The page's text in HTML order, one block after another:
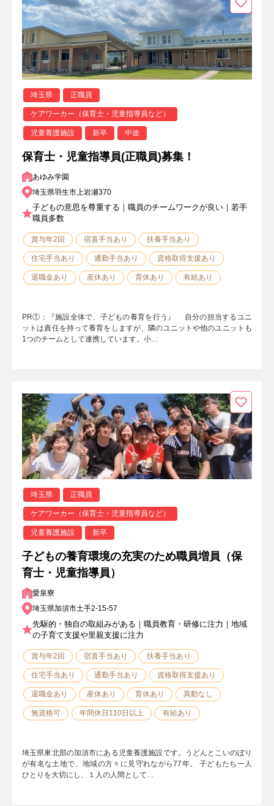
埼玉県 正職員
ケアワーカー（保育士・児童指導員など）
児童養護施設 新卒 中途
保育士・児童指導員(正職員)募集！
あゆみ学園
埼玉県羽生市上岩瀬370
子どもの意思を尊重する｜職員のチームワークが良い｜若手
職員多数
賞与年2回 宿直手当あり 扶養手当あり
住宅手当あり 通勤手当あり 資格取得支援あり
退職金あり 産休あり 育休あり 有給あり
PR①：『施設全体で、子どもの養育を行う』 自分の担当するユニ
ットは責任を持って養育をしますが、隣のユニットや他のユニットも
1つのチームとして連携しています。小…
埼玉県 正職員
ケアワーカー（保育士・児童指導員など）
児童養護施設 新卒
子どもの養育環境の充実のため職員増員（保
育士・児童指導員）
愛泉寮
埼玉県加須市土手2-15-57
先駆的・独自の取組みがある｜職員教育・研修に注力｜地域
の子育て支援や里親支援に注力
賞与年2回 宿直手当あり 扶養手当あり
住宅手当あり 通勤手当あり 資格取得支援あり
退職金あり 産休あり 育休あり 異動なし
無資格可 年間休日110日以上 有給あり
埼玉県東北部の加須市にある児童養護施設です。うどんとこいのぼり
が有名な土地で、地域の方々に見守れながら77年。 子どもたち一人
ひとりを大切にし、１人の人間として…